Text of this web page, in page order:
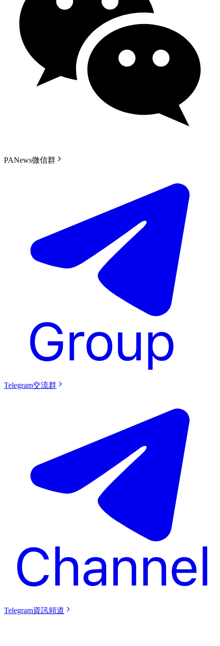
PANews微信群
Telegram交流群
Telegram資訊頻道